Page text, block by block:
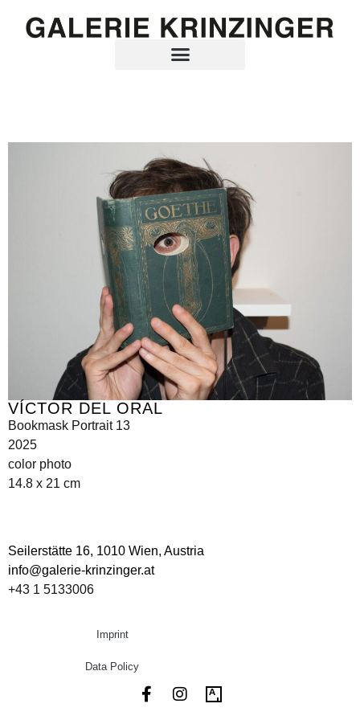
VÍCTOR DEL ORAL
Bookmask Portrait 13
2025
color photo
14.8 x 21 cm
Seilerstätte 16, 1010 Wien, Austria
info@galerie-krinzinger.at
+43 1 5133006
Imprint
Data Policy